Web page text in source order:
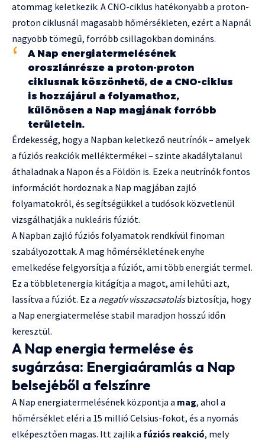
atommag keletkezik. A CNO-ciklus hatékonyabb a proton-
proton ciklusnál magasabb hőmérsékleten, ezért a Napnál
nagyobb tömegű, forróbb csillagokban domináns.
A Nap energiatermelésének
oroszlánrésze a proton-proton
ciklusnak köszönhető, de a CNO-ciklus
is hozzájárul a folyamathoz,
különösen a Nap magjának forróbb
területein.
Érdekesség, hogy a Napban keletkező neutrínók – amelyek
a fúziós reakciók melléktermékei – szinte akadálytalanul
áthaladnak a Napon és a Földön is. Ezek a neutrínók fontos
információt hordoznak a Nap magjában zajló
folyamatokról, és segítségükkel a tudósok közvetlenül
vizsgálhatják a nukleáris fúziót.
A Napban zajló fúziós folyamatok rendkívül finoman
szabályozottak. A mag hőmérsékletének enyhe
emelkedése felgyorsítja a fúziót, ami több energiát termel.
Ez a többletenergia kitágítja a magot, ami lehűti azt,
lassítva a fúziót. Ez a negatív visszacsatolásbiztosítja, hogy
a Nap energiatermelése stabil maradjon hosszú időn
keresztül.
A Nap energia termelése és
sugárzása: Energiaáramlás a Nap
belsejéből a felszínre
A Nap energiatermelésének központja a mag, ahol a
hőmérséklet eléri a 15 millió Celsius-fokot, és a nyomás
elképesztően magas. Itt zajlik a fúziós reakció, mely